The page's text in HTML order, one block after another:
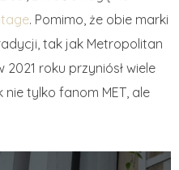
. Pomimo, że obie marki
tak jak Metropolitan
roku przyniósł wiele
tylko fanom MET, ale